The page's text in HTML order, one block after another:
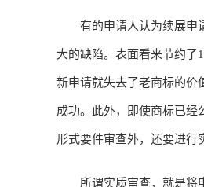
有的申请人认为续展申请
大的缺陷。表面看来节约了
新申请就失去了老商标的价
成功。此外，即使商标已经
形式要件审查外，还要进行
所谓实质审查，就是将申